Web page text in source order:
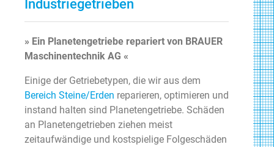
Industriegetrieben
» Ein Planetengetriebe repariert von BRAUER
Maschinentechnik AG «
Einige der Getriebetypen, die wir aus dem
Bereich Steine/Erden reparieren, optimieren und
instand halten sind Planetengetriebe. Schäden
an Planetengetrieben ziehen meist
zeitaufwändige und kostspielige Folgeschäden